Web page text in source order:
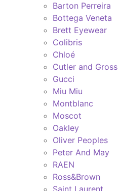
Barton Perreira
Bottega Veneta
Brett Eyewear
Colibris
Chloé
Cutler and Gross
Gucci
Miu Miu
Montblanc
Moscot
Oakley
Oliver Peoples
Peter And May
RAEN
Ross&Brown